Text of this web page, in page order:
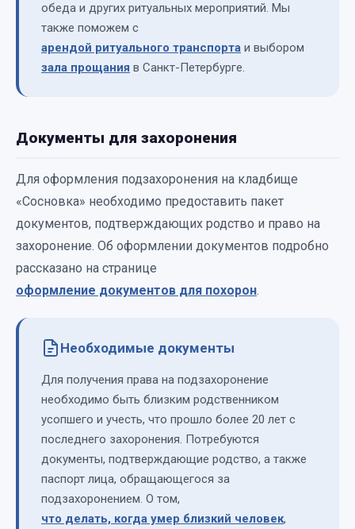
обеда и других ритуальных мероприятий. Мы
также поможем с
арендой ритуального транспорта и выбором
зала прощания в Санкт-Петербурге.
Документы для захоронения
Для оформления подзахоронения на кладбище
«Сосновка» необходимо предоставить пакет
документов, подтверждающих родство и право на
захоронение. Об оформлении документов подробно
рассказано на странице
оформление документов для похорон.
Необходимые документы
Для получения права на подзахоронение
необходимо быть близким родственником
усопшего и учесть, что прошло более 20 лет с
последнего захоронения. Потребуются
документы, подтверждающие родство, а также
паспорт лица, обращающегося за
подзахоронением. О том,
что делать, когда умер близкий человек,